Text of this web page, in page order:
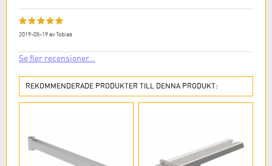
2019-05-19avTobias
Se fler recensioner...
REKOMMENDERADE PRODUKTER TILL DENNA PRODUKT: